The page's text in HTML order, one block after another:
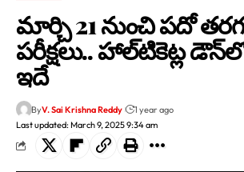
మార్చి 21 నుంచి పదో
పరీక్షలు.. హాల్‌టికెట్ల
ఇదే
Last updated: March 9, 2025 9:34 am
ByV. Sai Krishna Reddy 1 year ago